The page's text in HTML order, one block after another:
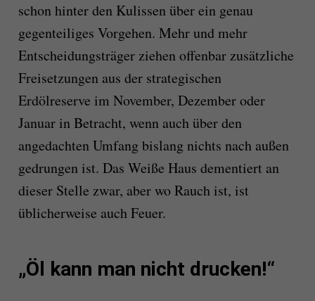
schon hinter den Kulissen über ein genau
gegenteiliges Vorgehen. Mehr und mehr
Entscheidungsträger ziehen offenbar zusätzliche
Freisetzungen aus der strategischen
Erdölreserve im November, Dezember oder
Januar in Betracht, wenn auch über den
angedachten Umfang bislang nichts nach außen
gedrungen ist. Das Weiße Haus dementiert an
dieser Stelle zwar, aber wo Rauch ist, ist
üblicherweise auch Feuer.
„Öl kann man nicht drucken!“